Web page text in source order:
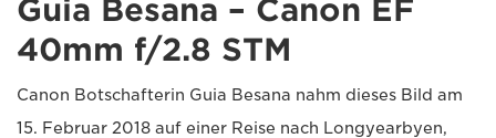
Guia Besana – Canon EF
40mm f/2.8 STM
Canon Botschafterin Guia Besana nahm dieses Bild am
15. Februar 2018 auf einer Reise nach Longyearbyen,